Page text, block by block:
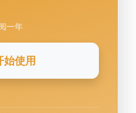
一年
始使用